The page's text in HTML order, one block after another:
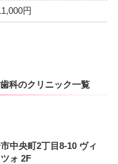
円
科のクリニック一覧
中央町2丁目8-10 ヴィ
ォ 2F